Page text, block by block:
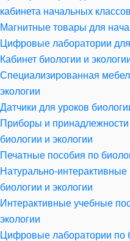
кабинета начальных классов
Магнитные товары для
Цифровые лаборатории
Кабинет биологии и
Специализированная
экологии
Датчики для уроков
Приборы и
биологии и экологии
Печатные пособия по
Натурально-
биологии и экологии
Интерактивные учебные
экологии
Цифровые лаборатории по